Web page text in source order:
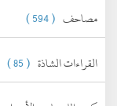
مصاحف ( 594 )
القراءات الشاذة ( 85 )